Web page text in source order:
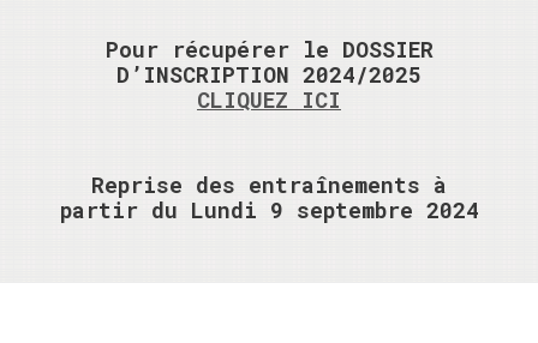
Pour récupérer le DOSSIER
D’INSCRIPTION 2024/2025
CLIQUEZ ICI
Reprise des entraînements à
partir du Lundi 9 septembre 2024